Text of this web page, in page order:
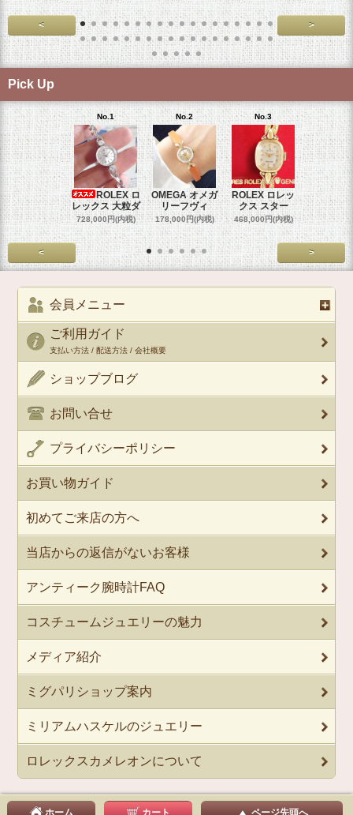
< >
Pick Up
No.1
ROLEX ロ
レックス 大粒ダ
728,000円(内税)
No.2
OMEGA オメガ
リーフヴィ
178,000円(内税)
No.3
ROLEX ロレッ
クス スター
468,000円(内税)
No.4
ROLEX
クス
458,000円
< >
会員メニュー
ご利用ガイド
支払い方法 / 配送方法 / 会社概要
ショップブログ
お問い合せ
プライバシーポリシー
お買い物ガイド
初めてご来店の方へ
当店からの返信がないお客様
アンティーク腕時計FAQ
コスチュームジュエリーの魅力
メディア紹介
ミグパリショップ案内
ミリアムハスケルのジュエリー
ロレックスカメレオンについて
ホーム カート ページ先頭へ